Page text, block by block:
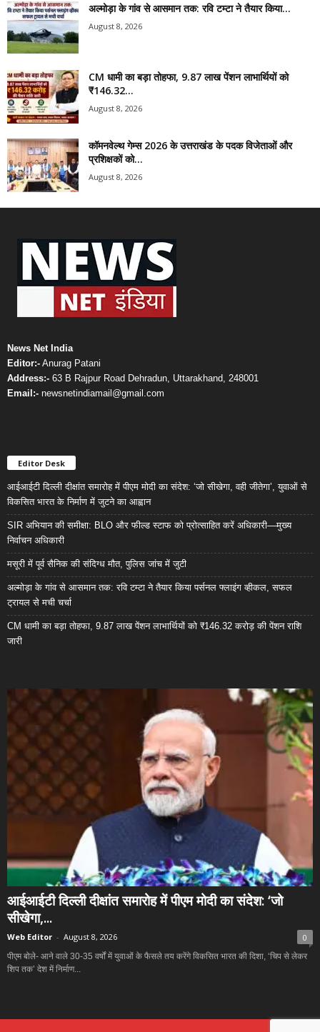
अल्मोड़ा के गांव से आसमान तक: रवि टम्टा ने तैयार किया...
August 8, 2026
CM धामी का बड़ा तोहफा, 9.87 लाख पेंशन लाभार्थियों को
₹146.32...
August 8, 2026
कॉमनवेल्थ गेम्स 2026 के उत्तराखंड के पदक विजेताओं और
प्रशिक्षकों को...
August 8, 2026
News Net India
Editor:- Anurag Patani
Address:- 63 B Rajpur Road Dehradun, Uttarakhand, 248001
Email:- newsnetindiamail@gmail.com
Editor Desk
आईआईटी दिल्ली दीक्षांत समारोह में पीएम मोदी का संदेश: ‘जो सीखेगा, वही जीतेगा’, युवाओं से
विकसित भारत के निर्माण में जुटने का आह्वान
SIR अभियान की समीक्षा: BLO और फील्ड स्टाफ को प्रोत्साहित करें अधिकारी—मुख्य
निर्वाचन अधिकारी
मसूरी में पूर्व सैनिक की संदिग्ध मौत, पुलिस जांच में जुटी
अल्मोड़ा के गांव से आसमान तक: रवि टम्टा ने तैयार किया पर्सनल फ्लाइंग व्हीकल, सफल
ट्रायल से मची चर्चा
CM धामी का बड़ा तोहफा, 9.87 लाख पेंशन लाभार्थियों को ₹146.32 करोड़ की पेंशन राशि
जारी
आईआईटी दिल्ली दीक्षांत समारोह में पीएम मोदी का संदेश: ‘जो
सीखेगा,...
Web Editor - August 8, 2026 0
पीएम बोले- आने वाले 30-35 वर्षों में युवाओं के फैसले तय करेंगे विकसित भारत की दिशा, ‘चिप से लेकर
शिप तक’ देश में निर्माण...